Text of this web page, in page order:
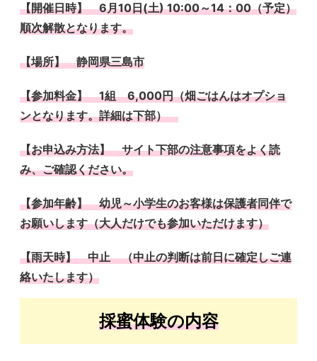
【開催日時】6月10日(土) 10:00～14：00（予定）
順次解散となります。
【場所】 静岡県三島市
【参加料金】 1組 6,000円（畑ごはんはオプショ
ンとなります。詳細は下部）
【お申込み方法】 サイト下部の注意事項をよく読
み、ご確認ください。
【参加年齢】 幼児～小学生のお客様は保護者同伴で
お願いします（大人だけでも参加いただけます）
【雨天時】 中止 （中止の判断は前日に確定しご連
絡いたします）
採蜜体験の内容